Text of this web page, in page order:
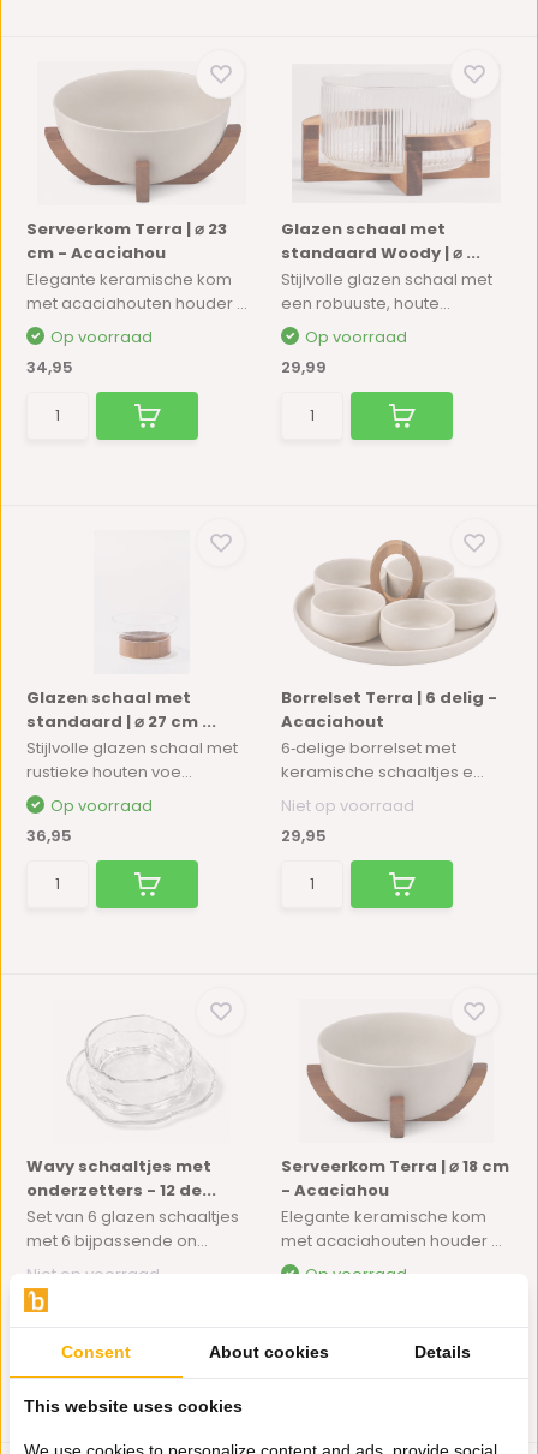
Serveerkom Terra | ⌀ 23
cm - Acaciahou
Elegante keramische kom
met acaciahouten houder ...
Op voorraad
34,95
Glazen schaal met
standaard Woody | ⌀ ...
Stijlvolle glazen schaal met
een robuuste, houte...
Op voorraad
29,99
Glazen schaal met
standaard | ⌀ 27 cm ...
Stijlvolle glazen schaal met
rustieke houten voe...
Op voorraad
36,95
Borrelset Terra | 6 delig -
Acaciahout
6‑delige borrelset met
keramische schaaltjes e...
Niet op voorraad
29,95
Wavy schaaltjes met
onderzetters - 12 de...
Set van 6 glazen schaaltjes
met 6 bijpassende on...
Niet op voorraad
12,95
Serveerkom Terra | ⌀ 18 cm
- Acaciahou
Elegante keramische kom
met acaciahouten houder ...
Op voorraad
Consent About cookies Details
This website uses cookies
We use cookies to personalize content and ads, provide social